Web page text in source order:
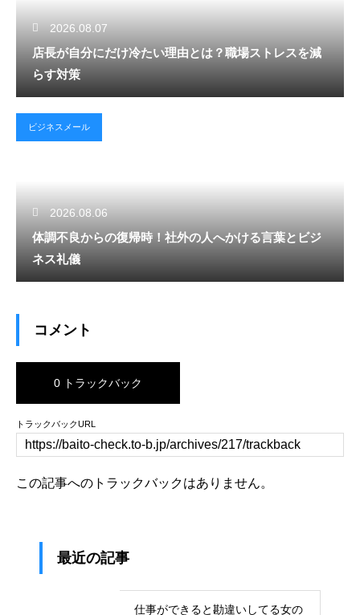
2026.08.07
店長が自分にだけ冷たい理由とは？職場ストレスを減
らす対策
ビジネスメール
2026.08.06
体調不良からの復帰時！社外の人へかける言葉とビジ
ネス礼儀
コメント
0 トラックバック
トラックバックURL
この記事へのトラックバックはありません。
最近の記事
仕事ができると勘違いしてる女の